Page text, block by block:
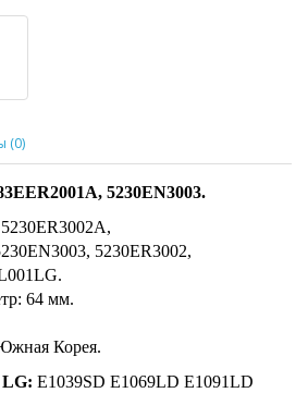
(0)
5230EN3003.
5230ER3002,
64 мм.
Корея.
LG: E1039SD E1069LD E1091LD